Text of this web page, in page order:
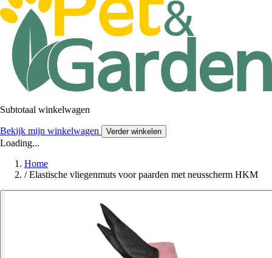
Subtotaal winkelwagen
Bekijk mijn winkelwagen Verder winkelen
Loading...
Home
/ Elastische vliegenmuts voor paarden met neusscherm HKM